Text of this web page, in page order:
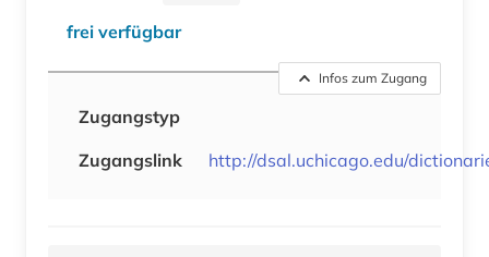
frei verfügbar
Infos zum Zugang
Zugangstyp
Zugangslink
http://dsal.uchicago.edu/